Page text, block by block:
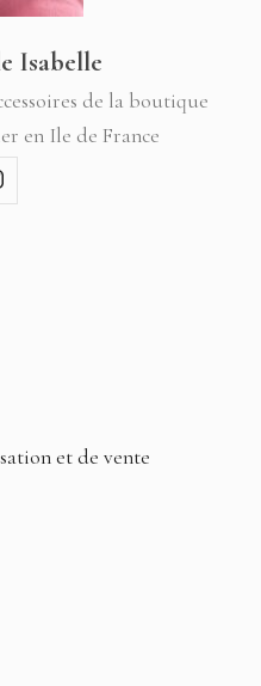
Isabelle
de la boutique
en Ile de France
et de vente